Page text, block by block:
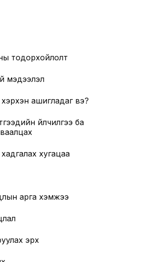
тодорхойлолт
мэдээлэл
ашигладаг вэ?
үйлчилгээ ба
хугацаа
арга хэмжээ
эрх